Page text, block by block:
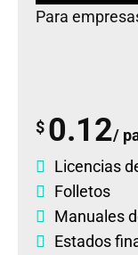
Para
$ 0.12/
Licencias
Folletos
Manuales
Estados